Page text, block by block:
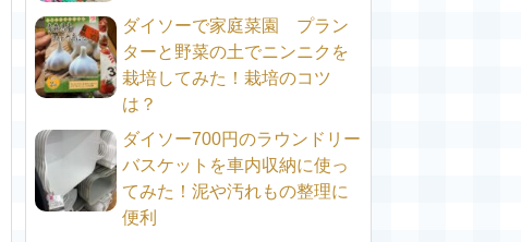
ダイソーで家庭菜園 プラン
ターと野菜の土でニンニクを
栽培してみた！栽培のコツ
は？
ダイソー700円のラウンドリー
バスケットを車内収納に使っ
てみた！泥や汚れもの整理に
便利